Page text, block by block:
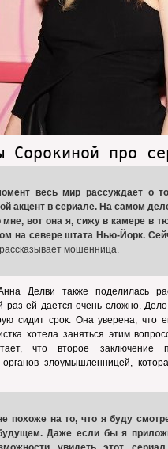
Сорокиной про
весь мир рассуждает о
акцент в сериале. На самом
мне, вот она я, сижу в камере в
на севере штата Нью-Йорк.
мошенница.
Делви также поделилась
раз ей дается очень сложно.
сидит срок. Она уверена, что
хотела заняться этим
что второе
органов злоумышленницей,
похоже на то, что я буду
Даже если бы я